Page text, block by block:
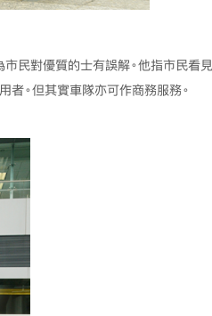
民對優質的士有誤解。他指市民看
者。但其實車隊亦可作商務服務。